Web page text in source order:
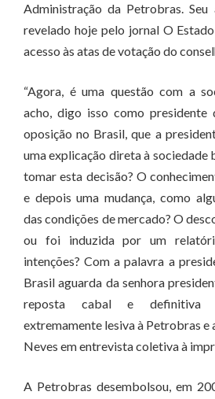
Administração da Petrobras.
revelado hoje pelo jornal O
acesso às atas de votação do
“Agora, é uma questão com a
acho, digo isso como
oposição no Brasil, que a
uma explicação direta à sociedade
tomar esta decisão? O
e depois uma mudança, como
das condições de mercado? O
ou foi induzida por um
intenções? Com a palavra a
Brasil aguarda da senhora
reposta cabal e definitiva
extremamente lesiva à Petrobras e
Neves em entrevista coletiva à
A Petrobras desembolsou, em